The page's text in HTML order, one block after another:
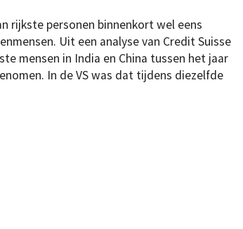
rijkste personen binnenkort wel eens
Uit een analyse van Credit Suisse
mensen in India en China tussen het jaar
In de VS was dat tijdens diezelfde